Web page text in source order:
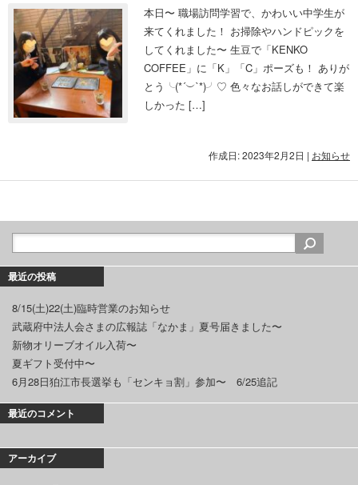
本日〜 職場訪問学習で、かわいい中学生が
来てくれました！ お掃除やハンドピックを
してくれました〜 生豆で「KENKO
COFFEE」に「K」「C」ポーズも！ ありが
とう╰(*´︶`*)╯♡ 色々なお話しができて楽
しかった […]
作成日: 2023年2月2日 | お知らせ
最近の投稿
8/15(土)22(土)臨時営業のお知らせ
武蔵府中法人会さまの広報誌「なかま」夏号届きました〜
新物オリーブオイル入荷〜
夏ギフト受付中〜
6月28日狛江市長選挙も「センキョ割」参加〜 6/25追記
最近のコメント
アーカイブ